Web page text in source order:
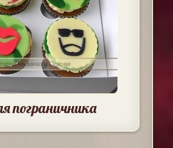
пограничника